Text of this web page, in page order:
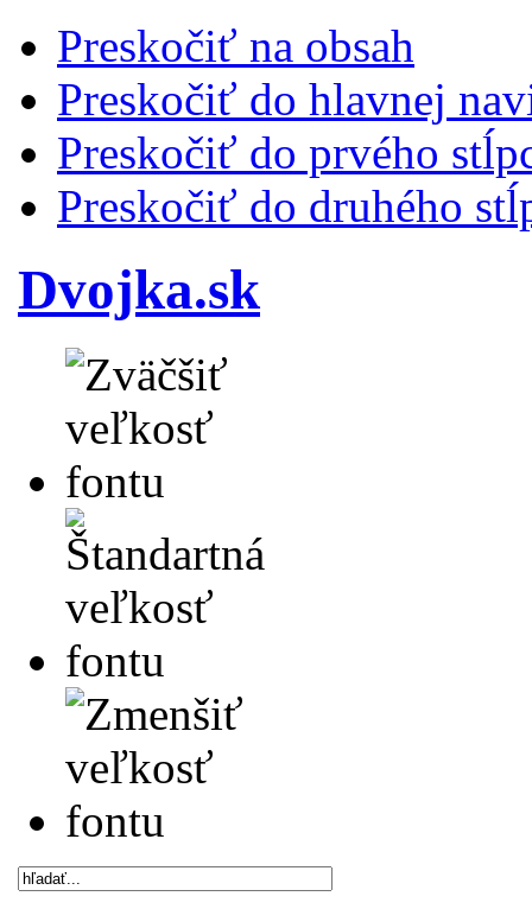
Preskočiť na obsah
Preskočiť do hlavnej
Preskočiť do prvého
Preskočiť do druhého
Dvojka.sk